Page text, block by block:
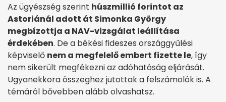
Az ügyészség szerint húszmillió forintot az
Astoriánál adott át Simonka György
megbízottja a NAV-vizsgálat leállítása
érdekében. De a békési fideszes országgyűlési
képviselő nem a megfelelő embert fizette le, így
nem sikerült megfékezni az adóhatóság eljárását.
Ugyanekkora összeghez jutottak a felszámolók is. A
témáról bővebben alább olvashatsz.